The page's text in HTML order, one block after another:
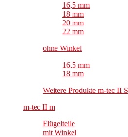
16,5 mm
18 mm
20 mm
22 mm
ohne Winkel
16,5 mm
18 mm
Weitere Produkte m-tec II S
m-tec II m
Flügelteile
mit Winkel